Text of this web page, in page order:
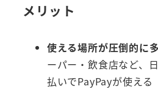
メリット
使える場所が圧倒的に
ーパー・飲食店など、
払いでPayPayが使える